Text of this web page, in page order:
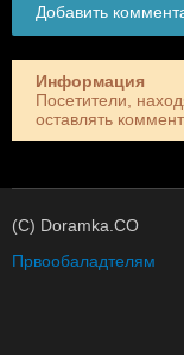
Добавить
Информация
Посетители,
оставлять
(C) Doramka.CO
Првообаладтелям